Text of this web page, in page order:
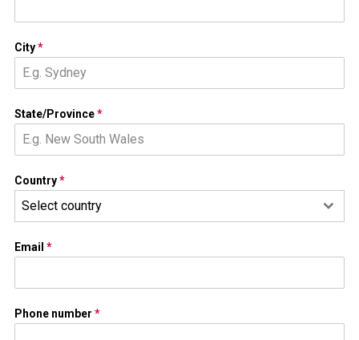
City*
State/Province*
Country*
Select country
Email *
Phone number *